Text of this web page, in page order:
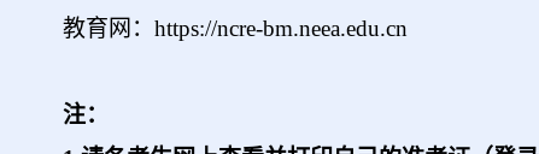
教育网：https://ncre-bm.neea.edu.cn
注：